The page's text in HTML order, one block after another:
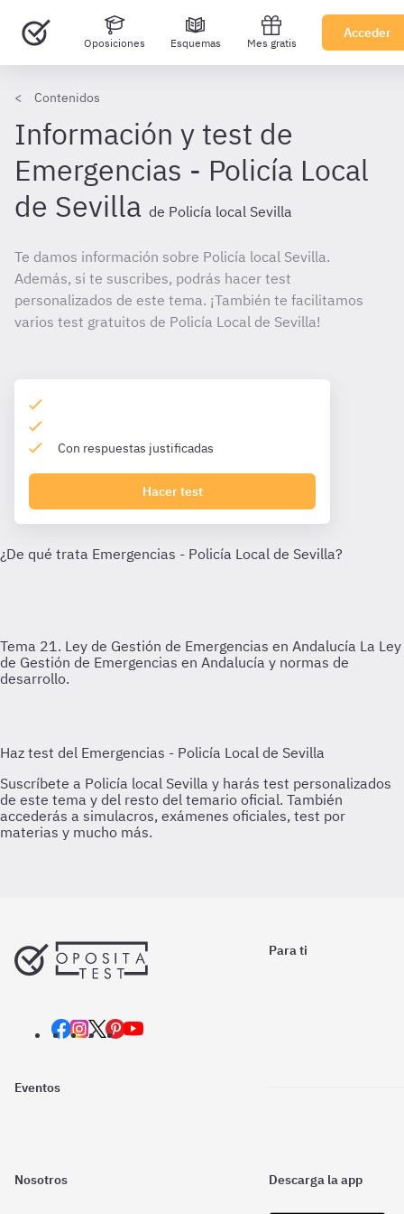
Oposiciones Esquemas Mes gratis
Acceder
Contenidos
Información y test de
Emergencias - Policía Local
de Sevilla de Policía local Sevilla
Te damos información sobre Policía local Sevilla.
Además, si te suscribes, podrás hacer test
personalizados de este tema. ¡También te facilitamos
varios test gratuitos de Policía Local de Sevilla!
Con respuestas justificadas
Hacer test
Tema 21. Ley de Gestión de Emergencias en Andalucía La Ley
de Gestión de Emergencias en Andalucía y normas de
desarrollo.
Para ti
Eventos
Nosotros Descarga la app